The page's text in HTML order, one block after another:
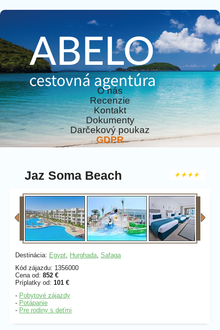
O nás
Recenzie
Kontakt
Dokumenty
Darčekový poukaz
GDPR
Jaz Soma Beach
Destinácia: Egypt, Hurghada, Safaga
Kód zájazdu: 1356000
Cena od: 852 €
Príplatky od: 101 €
- Pobytové zájazdy
- Potápanie
- Pre rodiny s deťmi